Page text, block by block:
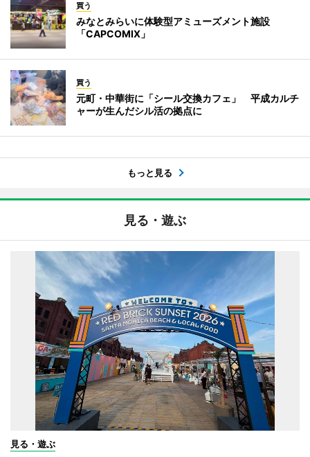
買う
みなとみらいに体験型アミューズメント施設
「CAPCOMIX」
買う
元町・中華街に「シール交換カフェ」 平成カルチ
ャーが生んだシル活の拠点に
もっと見る
見る・遊ぶ
見る・遊ぶ